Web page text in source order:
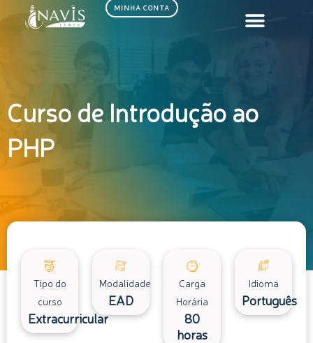
MINHA CONTA
Curso de Introdução ao
PHP
Tipo do
curso
Extracurricular
Modalidade
EAD
Carga
Horária
80
horas
Idioma
Português